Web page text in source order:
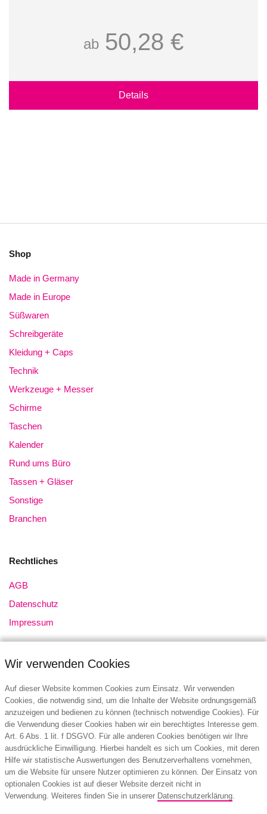
ab 50,28 €
Details
Shop
Made in Germany
Made in Europe
Süßwaren
Schreibgeräte
Kleidung + Caps
Technik
Werkzeuge + Messer
Schirme
Taschen
Kalender
Rund ums Büro
Tassen + Gläser
Sonstige
Branchen
Rechtliches
AGB
Datenschutz
Impressum
Kontakt
eick werbeartikel GmbH & Co. KG
Lilienthalstraße 18
32052 Herford
Deutschland
Tel.: +49 (5221) 27510-00
Wir verwenden Cookies
Auf dieser Website kommen Cookies zum Einsatz. Wir verwenden
Cookies, die notwendig sind, um die Inhalte der Website ordnungsgemäß
anzuzeigen und bedienen zu können (technisch notwendige Cookies). Für
die Verwendung dieser Cookies haben wir ein berechtigtes Interesse gem.
Art. 6 Abs. 1 lit. f DSGVO. Für alle anderen Cookies benötigen wir Ihre
ausdrückliche Einwilligung. Hierbei handelt es sich um Cookies, mit deren
Hilfe wir statistische Auswertungen des Benutzerverhaltens vornehmen,
um die Website für unsere Nutzer optimieren zu können. Der Einsatz von
optionalen Cookies ist auf dieser Website derzeit nicht in
Verwendung. Weiteres finden Sie in unserer Datenschutzerklärung.